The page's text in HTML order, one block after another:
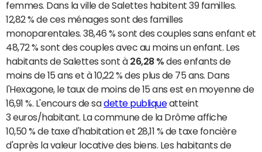
femmes. Dans la ville de Salettes habitent 39 familles.
12,82 % de ces ménages sont des familles
monoparentales. 38,46 % sont des couples sans enfant et
48,72 % sont des couples avec au moins un enfant. Les
habitants de Salettes sont à 26,28 % des enfants de
moins de 15 ans et à 10,22 % des plus de 75 ans. Dans
l'Hexagone, le taux de moins de 15 ans est en moyenne de
16,91 %. L'encours de sadette publiqueatteint
3 euros/habitant. La commune de la Drôme affiche
10,50 % de taxe d'habitation et 28,11 % de taxe foncière
d'après la valeur locative des biens. Les habitants de